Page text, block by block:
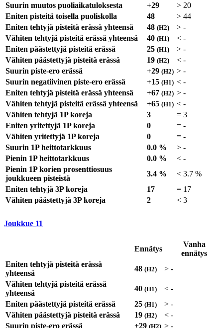
Suurin muutos puoliaikatuloksesta
+29 > 20
Eniten pisteitä toisella puoliskolla
48 > 44
Eniten tehtyjä pisteitä erässä yhteensä
48 (H2) > -
Vähiten tehtyjä pisteitä erässä yhteensä
40 (H1) < -
Eniten päästettyjä pisteitä erässä
25 (H1) > -
Vähiten päästettyjä pisteitä erässä
19 (H2) < -
Suurin piste-ero erässä
+29 (H2) > -
Suurin negatiivinen piste-ero erässä
+15 (H1) < -
Eniten tehtyjä pisteitä erässä yhteensä
+67 (H2) > -
Vähiten tehtyjä pisteitä erässä yhteensä
+65 (H1) < -
Vähiten tehtyjä 1P koreja
3 = 3
Eniten yritettyjä 1P koreja
0 = -
Vähiten yritettyjä 1P koreja
0 = -
Suurin 1P heittotarkkuus
0.0 % > -
Pienin 1P heittotarkkuus
0.0 % < -
Pienin 1P korien prosenttiosuus
joukkueen pisteistä
3.4 % < 3.7 %
Eniten tehtyjä 3P koreja
17 = 17
Vähiten päästettyjä 3P koreja
2 < 3
Joukkue 11
Ennätys
Vanha
ennätys
Eniten tehtyjä pisteitä erässä
yhteensä
48 (H2) > -
Vähiten tehtyjä pisteitä erässä
yhteensä
40 (H1) < -
Eniten päästettyjä pisteitä erässä
25 (H1) > -
Vähiten päästettyjä pisteitä erässä
19 (H2) < -
Suurin piste-ero erässä
+29 (H2) > -